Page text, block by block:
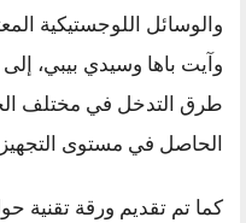
والوسائل اللوجستيكية
وآيت باها وسيدي بيبي،
طرق التدخل في مختلف
الحاصل في مستوى التجهيز
كما تم تقديم ورقة تقنية